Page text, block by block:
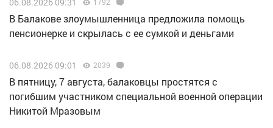
В Балакове злоумышленница предложила помощь
пенсионерке и скрылась с ее сумкой и деньгами
06.08.2026 09:01 2039
В пятницу, 7 августа, балаковцы простятся с
погибшим участником специальной военной операции
Никитой Мразовым